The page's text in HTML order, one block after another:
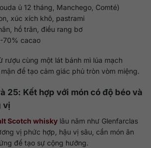
ủ 12 tháng, Manchego, Comté)
xúc xích khô, pastrami
hồ trăn, điều rang bơ
70% cacao
rượu cùng một lát bánh mì lúa mạch
để tạo cảm giác phủ tròn vòm miệng.
25: Kết hợp với món có độ béo và
vị
Scotch whisky lâu năm như Glenfarclas
vị phức hợp, hậu vị sâu, cần món ăn
để tạo sự cộng hưởng.